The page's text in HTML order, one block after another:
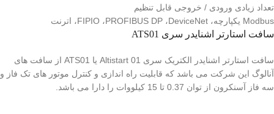
تعداد زیادی ورودی / خروجی قابل تنظیم
Modbus یکپارچه، FIPIO ،PROFIBUS DP ،DeviceNet، اترنت
سافت استارتر اشنایدر سری ATS01
سافت استارتر اشنایدر الکتریک سری Altistart 01 یا ATS01 از سافت های
آنالوگ این شرکت می باشد که قابلیت راه اندازی و کنترل موتور های تک فاز و
سه فاز آسنکرون از توان 0.37 تا 15 کیلووات را دارا می باشد.